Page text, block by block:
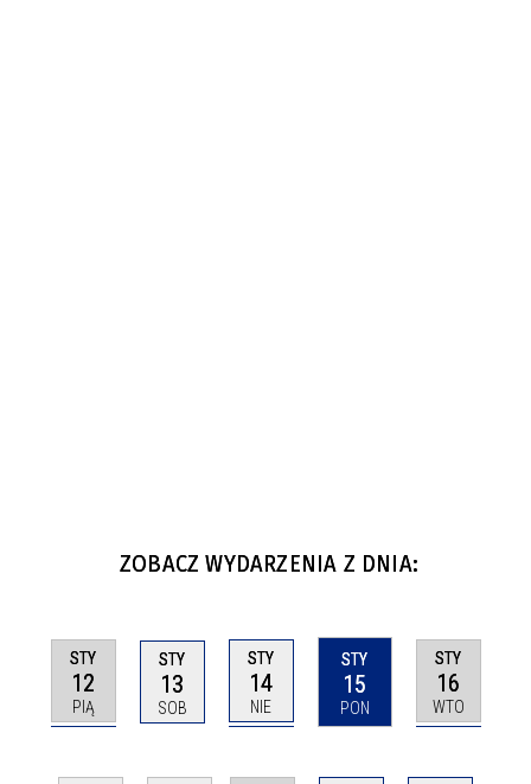
ZOBACZ WYDARZENIA Z DNIA:
STY
12
PIĄ
STY
13
SOB
STY
14
NIE
STY
15
PON
STY
16
WTO